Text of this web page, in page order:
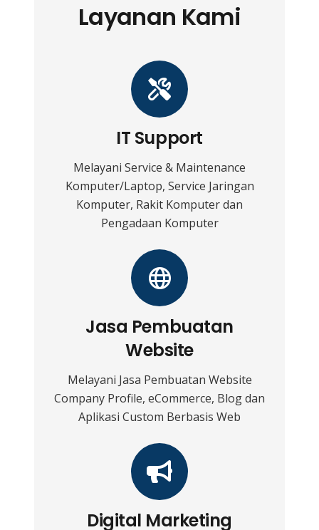
Layanan Kami
IT Support
Melayani Service & Maintenance
Komputer/Laptop, Service Jaringan
Komputer, Rakit Komputer dan
Pengadaan Komputer
Jasa Pembuatan
Website
Melayani Jasa Pembuatan Website
Company Profile, eCommerce, Blog dan
Aplikasi Custom Berbasis Web
Digital Marketing